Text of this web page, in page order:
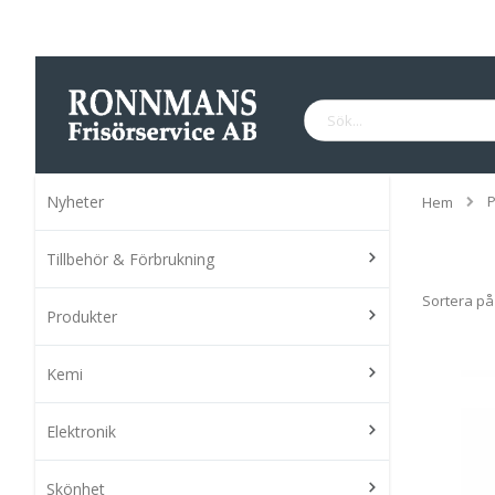
till
Sök
Nyheter
Tillbehör & Förbrukning
Produkter
Kemi
Elektronik
Skönhet
Hem
Sortera på